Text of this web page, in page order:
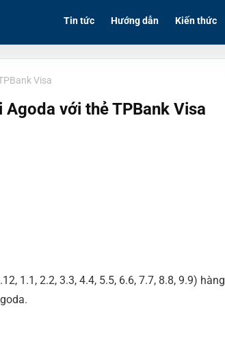
Tin tức Hướng dẫn Kiến thức
Visa
với thẻ TPBank Visa
1.1, 2.2, 3.3, 4.4, 5.5, 6.6, 7.7, 8.8, 9.9) hàng